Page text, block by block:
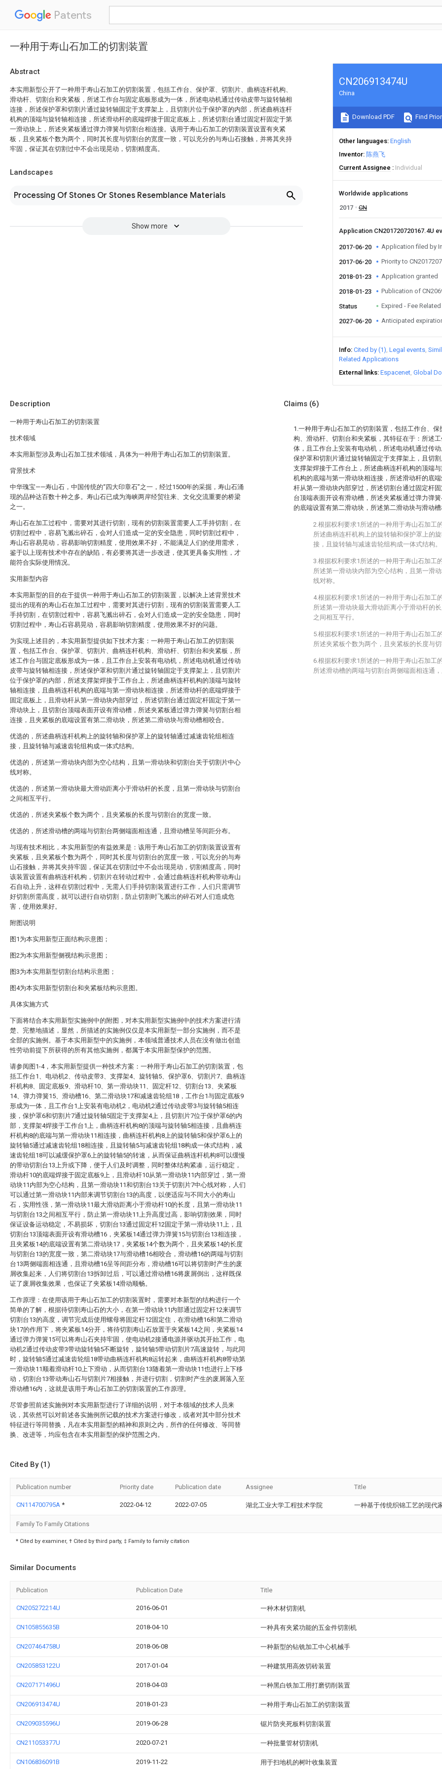
Patents
一种用于寿山石加工的切割装置
Abstract
本实用新型公开了一种用于寿山石加工的切割装置，包括工作台、保护罩、切割片、曲柄连杆机构、
滑动杆、切割台和夹紧板，所述工作台与固定底板形成为一体，所述电动机通过传动皮带与旋转轴相
连接，所述保护罩和切割片通过旋转轴固定于支撑架上，且切割片位于保护罩的内部，所述曲柄连杆
机构的顶端与旋转轴相连接，所述滑动杆的底端焊接于固定底板上，所述切割台通过固定杆固定于第
一滑动块上，所述夹紧板通过弹力弹簧与切割台相连接。该用于寿山石加工的切割装置设置有夹紧
板，且夹紧板个数为两个，同时其长度与切割台的宽度一致，可以充分的与寿山石接触，并将其夹持
牢固，保证其在切割过中不会出现晃动，切割精度高。
Landscapes
Processing Of Stones Or Stones Resemblance Materials
Show more
CN206913474U
China
Download PDF Find
Other languages English
Inventor 陈燕飞
Current Assignee
Individual
Worldwide applications
2017
CN
Application CN201720720167.4U
2017-06-20 Application filed by
2017-06-20 Priority to
2018-01-23 Application granted
2018-01-23 Publication of
Status Expired - Fee Related
2027-06-20 Anticipated
Info Cited by (1) Legal events
Related Applications
External links Espacenet Global
Description
一种用于寿山石加工的切割装置
技术领域
本实用新型涉及寿山石加工技术领域，具体为一种用于寿山石加工的切割装置。
背景技术
中华瑰宝——寿山石，中国传统的“四大印章石”之一，经过1500年的采掘，寿山石涌
现的品种达百数十种之多。寿山石已成为海峡两岸经贸往来、文化交流重要的桥梁
之一。
寿山石在加工过程中，需要对其进行切割，现有的切割装置需要人工手持切割，在
切割过程中，容易飞溅出碎石，会对人们造成一定的安全隐患，同时切割过程中，
寿山石容易晃动，容易影响切割精度，使用效果不好，不能满足人们的使用需求，
鉴于以上现有技术中存在的缺陷，有必要将其进一步改进，使其更具备实用性，才
能符合实际使用情况。
实用新型内容
本实用新型的目的在于提供一种用于寿山石加工的切割装置，以解决上述背景技术
提出的现有的寿山石在加工过程中，需要对其进行切割，现有的切割装置需要人工
手持切割，在切割过程中，容易飞溅出碎石，会对人们造成一定的安全隐患，同时
切割过程中，寿山石容易晃动，容易影响切割精度，使用效果不好的问题。
为实现上述目的，本实用新型提供如下技术方案：一种用于寿山石加工的切割装
置，包括工作台、保护罩、切割片、曲柄连杆机构、滑动杆、切割台和夹紧板，所
述工作台与固定底板形成为一体，且工作台上安装有电动机，所述电动机通过传动
皮带与旋转轴相连接，所述保护罩和切割片通过旋转轴固定于支撑架上，且切割片
位于保护罩的内部，所述支撑架焊接于工作台上，所述曲柄连杆机构的顶端与旋转
轴相连接，且曲柄连杆机构的底端与第一滑动块相连接，所述滑动杆的底端焊接于
固定底板上，且滑动杆从第一滑动块内部穿过，所述切割台通过固定杆固定于第一
滑动块上，且切割台顶端表面开设有滑动槽，所述夹紧板通过弹力弹簧与切割台相
连接，且夹紧板的底端设置有第二滑动块，所述第二滑动块与滑动槽相咬合。
优选的，所述曲柄连杆机构上的旋转轴和保护罩上的旋转轴通过减速齿轮组相连
接，且旋转轴与减速齿轮组构成一体式结构。
优选的，所述第一滑动块内部为空心结构，且第一滑动块和切割台关于切割片中心
线对称。
优选的，所述第一滑动块最大滑动距离小于滑动杆的长度，且第一滑动块与切割台
之间相互平行。
优选的，所述夹紧板个数为两个，且夹紧板的长度与切割台的宽度一致。
优选的，所述滑动槽的两端与切割台两侧端面相连通，且滑动槽呈等间距分布。
与现有技术相比，本实用新型的有益效果是：该用于寿山石加工的切割装置设置有
夹紧板，且夹紧板个数为两个，同时其长度与切割台的宽度一致，可以充分的与寿
山石接触，并将其夹持牢固，保证其在切割过中不会出现晃动，切割精度高，同时
该装置设置有曲柄连杆机构，切割片在转动过程中，会通过曲柄连杆机构带动寿山
石自动上升，这样在切割过程中，无需人们手持切割装置进行工作，人们只需调节
好切割所需高度，就可以进行自动切割，防止切割时飞溅出的碎石对人们造成危
害，使用效果好。
附图说明
图1为本实用新型正面结构示意图；
图2为本实用新型侧视结构示意图；
图3为本实用新型切割台结构示意图；
图4为本实用新型切割台和夹紧板结构示意图。
具体实施方式
下面将结合本实用新型实施例中的附图，对本实用新型实施例中的技术方案进行清
楚、完整地描述，显然，所描述的实施例仅仅是本实用新型一部分实施例，而不是
全部的实施例。基于本实用新型中的实施例，本领域普通技术人员在没有做出创造
性劳动前提下所获得的所有其他实施例，都属于本实用新型保护的范围。
请参阅图1-4，本实用新型提供一种技术方案：一种用于寿山石加工的切割装置，包
括工作台1、电动机2、传动皮带3、支撑架4、旋转轴5、保护罩6、切割片7、曲柄连
杆机构8、固定底板9、滑动杆10、第一滑动块11、固定杆12、切割台13、夹紧板
14、弹力弹簧15、滑动槽16、第二滑动块17和减速齿轮组18，工作台1与固定底板9
形成为一体，且工作台1上安装有电动机2，电动机2通过传动皮带3与旋转轴5相连
接，保护罩6和切割片7通过旋转轴5固定于支撑架4上，且切割片7位于保护罩6的内
部，支撑架4焊接于工作台1上，曲柄连杆机构8的顶端与旋转轴5相连接，且曲柄连
杆机构8的底端与第一滑动块11相连接，曲柄连杆机构8上的旋转轴5和保护罩6上的
旋转轴5通过减速齿轮组18相连接，且旋转轴5与减速齿轮组18构成一体式结构，减
速齿轮组18可以减缓保护罩6上的旋转轴5的转速，从而保证曲柄连杆机构8可以缓慢
的带动切割台13上升或下降，便于人们及时调整，同时整体结构紧凑，运行稳定，
滑动杆10的底端焊接于固定底板9上，且滑动杆10从第一滑动块11内部穿过，第一滑
动块11内部为空心结构，且第一滑动块11和切割台13关于切割片7中心线对称，人们
可以通过第一滑动块11内部来调节切割台13的高度，以便适应与不同大小的寿山
石，实用性强，第一滑动块11最大滑动距离小于滑动杆10的长度，且第一滑动块11
与切割台13之间相互平行，防止第一滑动块11上升高度过高，影响切割效果，同时
保证设备运动稳定，不易损坏，切割台13通过固定杆12固定于第一滑动块11上，且
切割台13顶端表面开设有滑动槽16，夹紧板14通过弹力弹簧15与切割台13相连接，
且夹紧板14的底端设置有第二滑动块17，夹紧板14个数为两个，且夹紧板14的长度
与切割台13的宽度一致，第二滑动块17与滑动槽16相咬合，滑动槽16的两端与切割
台13两侧端面相连通，且滑动槽16呈等间距分布，滑动槽16可以将切割时产生的废
屑收集起来，人们将切割台13拆卸过后，可以通过滑动槽16将废屑倒出，这样既保
证了废屑收集效果，也保证了夹紧板14滑动顺畅。
工作原理：在使用该用于寿山石加工的切割装置时，需要对本新型的结构进行一个
简单的了解，根据待切割寿山石的大小，在第一滑动块11内部通过固定杆12来调节
切割台13的高度，调节完成后使用螺母将固定杆12固定住，在滑动槽16和第二滑动
块17的作用下，将夹紧板14分开，将待切割寿山石放置于夹紧板14之间，夹紧板14
通过弹力弹簧15可以将寿山石夹持牢固，使电动机2接通电源并驱动其开始工作，电
动机2通过传动皮带3带动旋转轴5不断旋转，旋转轴5带动切割片7高速旋转，与此同
时，旋转轴5通过减速齿轮组18带动曲柄连杆机构8运转起来，曲柄连杆机构8带动第
一滑动块11顺着滑动杆10上下滑动，从而切割台13随着第一滑动块11也进行上下移
动，切割台13带动寿山石与切割片7相接触，并进行切割，切割时产生的废屑落入至
滑动槽16内，这就是该用于寿山石加工的切割装置的工作原理。
尽管参照前述实施例对本实用新型进行了详细的说明，对于本领域的技术人员来
说，其依然可以对前述各实施例所记载的技术方案进行修改，或者对其中部分技术
特征进行等同替换，凡在本实用新型的精神和原则之内，所作的任何修改、等同替
换、改进等，均应包含在本实用新型的保护范围之内。
Claims (6)
1.一种用于寿山石加工的切割装置，包括工作台、
构、滑动杆、切割台和夹紧板，其特征在于：所述
体，且工作台上安装有电动机，所述电动机通过传
保护罩和切割片通过旋转轴固定于支撑架上，且切
支撑架焊接于工作台上，所述曲柄连杆机构的顶端
机构的底端与第一滑动块相连接，所述滑动杆的底
杆从第一滑动块内部穿过，所述切割台通过固定杆
台顶端表面开设有滑动槽，所述夹紧板通过弹力弹
的底端设置有第二滑动块，所述第二滑动块与滑动槽
2.根据权利要求1所述的一种用于寿山石加工
所述曲柄连杆机构上的旋转轴和保护罩上的
接，且旋转轴与减速齿轮组构成一体式结构。
3.根据权利要求1所述的一种用于寿山石加工
所述第一滑动块内部为空心结构，且第一滑
线对称。
4.根据权利要求1所述的一种用于寿山石加工
所述第一滑动块最大滑动距离小于滑动杆的
之间相互平行。
5.根据权利要求1所述的一种用于寿山石加工
所述夹紧板个数为两个，且夹紧板的长度与切
6.根据权利要求1所述的一种用于寿山石加工
所述滑动槽的两端与切割台两侧端面相连通
Cited By (1)
Publication number Priority date Publication date Assignee Title
CN114700795A * 2022-04-12 2022-07-05 湖北工业大学工程技术学院 一种基于传统织锦工艺的现代
Family To Family Citations
* Cited by examiner, † Cited by third party, ‡ Family to family citation
Similar Documents
Publication Publication Date Title
CN205272214U 2016-06-01 一种木材切割机
CN105855635B 2018-04-10 一种具有夹紧功能的五金件切割机
CN207464758U 2018-06-08 一种新型的钻铣加工中心机械手
CN205853122U 2017-01-04 一种建筑用高效切砖装置
CN207171496U 2018-04-03 一种黑白铁加工用打磨切削装置
CN206913474U 2018-01-23 一种用于寿山石加工的切割装置
CN209035596U 2019-06-28 锯片防夹死板料切割装置
CN211053377U 2020-07-21 一种批量管材切割机
CN106836091B 2019-11-22 用于扫地机的树叶收集装置